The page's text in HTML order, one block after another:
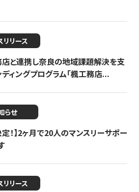
リリース
店と連携し奈良の地域課題解決を支
ィングプログラム「楓工務店...
らせ
！】2ヶ月で20人のマンスリーサポー
リリース